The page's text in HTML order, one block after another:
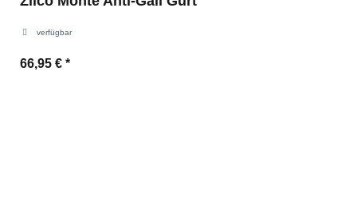
verfügbar
66,95 € *